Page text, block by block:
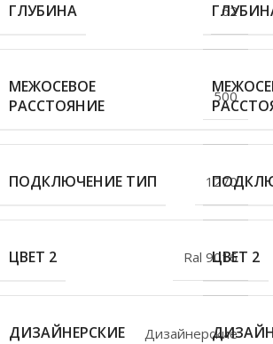
ГЛУБИНА 62
МЕЖОСЕВОЕ
РАССТОЯНИЕ
500
ПОДКЛЮЧЕНИЕ ТИП 1270
ЦВЕТ 2 Ral 9016
ДИЗАЙНЕРСКИЕ
Дизайнерские
ЦВЕТ 2